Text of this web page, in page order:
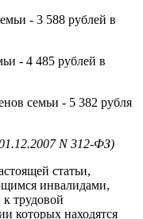
- 3 588 рублей в
- 4 485 рублей в
семьи - 5 382 рубля
N 312-ФЗ)
статьи,
инвалидами,
трудовой
которых находятся